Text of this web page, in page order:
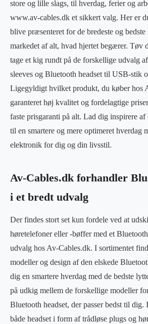
store og lille slags, til hverdag, ferier og
www.av-cables.dk et sikkert valg. Her er
blive præsenteret for de bredeste og bedste
markedet af alt, hvad hjertet begærer. Tøv
tage et kig rundt på de forskellige udvalg
sleeves og Bluetooth headset til USB-stik
Ligegyldigt hvilket produkt, du køber hos
garanteret høj kvalitet og fordelagtige
faste prisgaranti på alt. Lad dig inspirere af
til en smartere og mere optimeret hverdag
elektronik for dig og din livsstil.
Av-Cables.dk forhandler
i et bredt udvalg
Der findes stort set kun fordele ved at
høretelefoner eller -bøffer med et
udvalg hos Av-Cables.dk. I sortimentet
modeller og design af den elskede
dig en smartere hverdag med de bedste
på udkig mellem de forskellige modeller
Bluetooth headset, der passer bedst til
både headset i form af trådløse plugs og